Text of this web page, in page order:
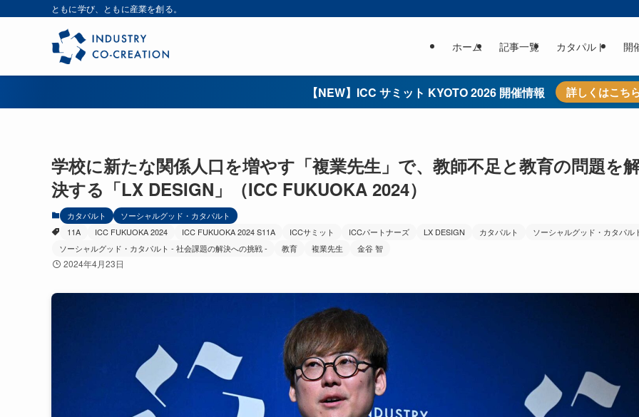
ともに学び、ともに産業を創る。
ホーム 記事一覧 カタパルト 開
【NEW】ICC サミット KYOTO 2026 開催情報 詳しくはこち
学校に新たな関係人口を増やす「複業先生」で、教師不足と教育の問題を
決する「LX DESIGN」（ICC FUKUOKA 2024）
カタパルト
ソーシャルグッド・カタパルト
11A
ICC FUKUOKA 2024 ICC FUKUOKA 2024 S11A ICCサミット ICCパートナーズ LX DESIGN カタパルト
ソーシャルグッド・カタパル
ソーシャルグッド・カタパルト - 社会課題の解決への挑戦 -
教育 複業先生 金谷 智
2024年4月23日